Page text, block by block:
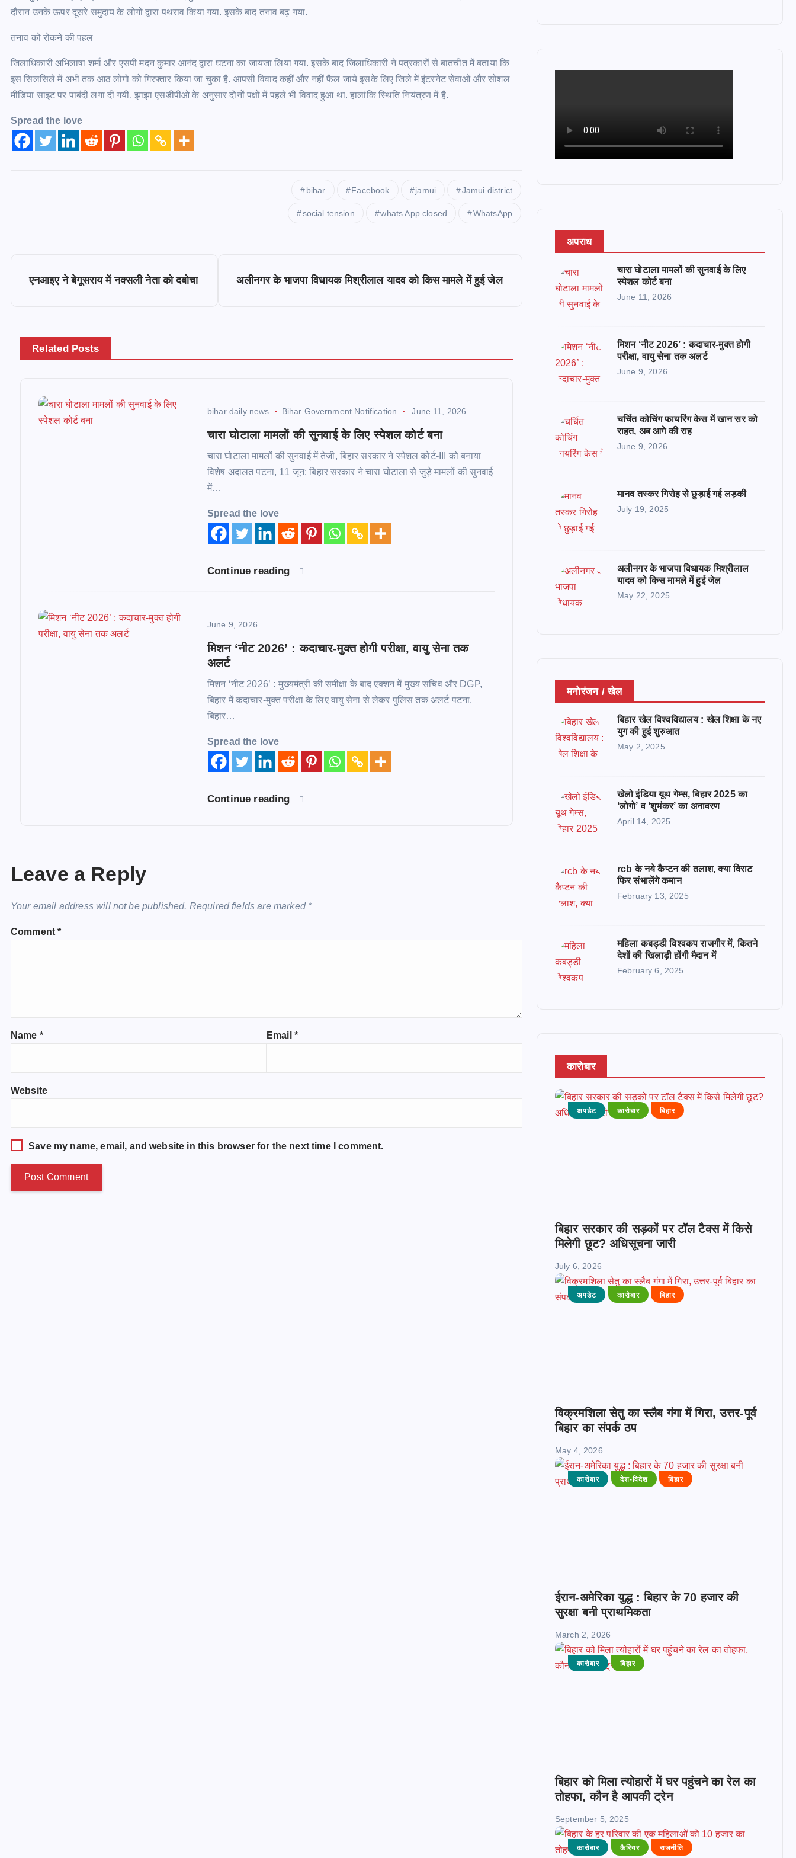
दौरान उनके ऊपर दूसरे समुदाय के लोगों द्वारा पथराव किया गया. इसके बाद तनाव बढ़ गया.
तनाव को रोकने की पहल
जिलाधिकारी अभिलाषा शर्मा और एसपी मदन कुमार आनंद द्वारा घटना का जायजा लिया गया. इसके बाद जिलाधिकारी ने पत्रकारों से बातचीत में बताया कि
इस सिलसिले में अभी तक आठ लोगो को गिरफ्तार किया जा चुका है. आपसी विवाद कहीं और नहीं फैल जाये इसके लिए जिले में इंटरनेट सेवाओं और सोशल
मीडिया साइट पर पाबंदी लगा दी गयी. झाझा एसडीपीओ के अनुसार दोनों पक्षों में पहले भी विवाद हुआ था. हालांकि स्थिति नियंत्रण में है.
Spread the love
bihar Facebook jamui Jamui district
social tension whats App closed WhatsApp
s
एनआइए ने बेगूसराय में नक्सली नेता को दबोचा अलीनगर के भाजपा विधायक मिश्रीलाल यादव को किस मामले में हुई जेल
Related Posts
bihar daily news Bihar Government Notification June 11, 2026
चारा घोटाला मामलों की सुनवाई के लिए स्पेशल कोर्ट बना
चारा घोटाला मामलों की सुनवाई में तेजी, बिहार सरकार ने स्पेशल कोर्ट-III को बनाया
विशेष अदालत पटना, 11 जून: बिहार सरकार ने चारा घोटाला से जुड़े मामलों की सुनवाई
में…
Spread the love
Continue reading
June 9, 2026
मिशन ‘नीट 2026’ : कदाचार-मुक्त होगी परीक्षा, वायु सेना तक
अलर्ट
मिशन ‘नीट 2026’ : मुख्यमंत्री की समीक्षा के बाद एक्शन में मुख्य सचिव और DGP,
बिहार में कदाचार-मुक्त परीक्षा के लिए वायु सेना से लेकर पुलिस तक अलर्ट पटना.
बिहार…
Spread the love
Continue reading
Leave a Reply
Your email address will not be published. Required fields are marked *
Comment*
Name * Email *
Website
Save my name, email, and website in this browser for the next time I comment.
अपराध
चारा घोटाला मामलों की सुनवाई के लिए
स्पेशल कोर्ट बना
June 11, 2026
मिशन ‘नीट 2026’ : कदाचार-मुक्त होगी
परीक्षा, वायु सेना तक अलर्ट
June 9, 2026
चर्चित कोचिंग फायरिंग केस में खान सर को
राहत, अब आगे की राह
June 9, 2026
मानव तस्कर गिरोह से छुड़ाई गई लड़की
July 19, 2025
अलीनगर के भाजपा विधायक मिश्रीलाल
यादव को किस मामले में हुई जेल
May 22, 2025
मनोरंजन / खेल
बिहार खेल विश्वविद्यालय : खेल शिक्षा के नए
युग की हुई शुरुआत
May 2, 2025
खेलो इंडिया यूथ गेम्स, बिहार 2025 का
‘लोगो’ व ‘शुभंकर’ का अनावरण
April 14, 2025
rcb के नये कैप्टन की तलाश, क्या विराट
फिर संभालेंगे कमान
February 13, 2025
महिला कबड्डी विश्वकप राजगीर में, कितने
देशों की खिलाड़ी होंगी मैदान में
February 6, 2025
कारोबार
अपडेट कारोबार बिहार
बिहार सरकार की सड़कों पर टॉल टैक्स में किसे
मिलेगी छूट? अधिसूचना जारी
July 6, 2026
अपडेट कारोबार बिहार
विक्रमशिला सेतु का स्लैब गंगा में गिरा, उत्तर-पूर्व
बिहार का संपर्क ठप
May 4, 2026
कारोबार देश-विदेश बिहार
ईरान-अमेरिका युद्ध : बिहार के 70 हजार की
सुरक्षा बनी प्राथमिकता
March 2, 2026
कारोबार बिहार
बिहार को मिला त्योहारों में घर पहुंचने का रेल का
तोहफा, कौन है आपकी ट्रेन
September 5, 2025
कारोबार कैरियर राजनीति